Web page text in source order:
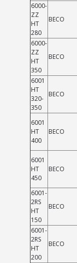
6000-
ZZ
HT
280
BECO
6000-
ZZ
HT
350
BECO
6001
HT
320-
350
BECO
6001
HT
400
BECO
6001
HT
450
BECO
6001-
2RS
HT
150
BECO
6001-
2RS
HT
200
BECO